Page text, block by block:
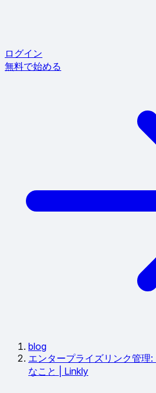
ログイン
無料で始める
blog
エンタープライズリンク管理
なこと | Linkly